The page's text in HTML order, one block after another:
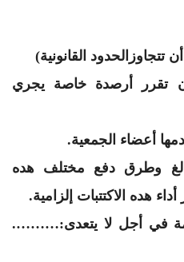
القانونية)
تقرر أرصدة خاصة يجري
أعضاء الجمعية.
وطرق دفع مختلف هده
هده الاكتتبات إلزامية.
في أجل لا يتعدى:……….